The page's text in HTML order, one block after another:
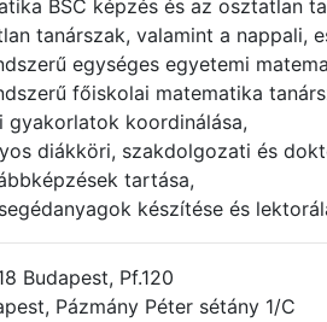
BSC képzés és az osztatlan
tanárszak, valamint a nappali,
egységes egyetemi
főiskolai matematika
gyakorlatok koordinálása,
diákköri, szakdolgozati és
tartása,
készítése és
Budapest, Pf.120
Pázmány Péter sétány 1/C